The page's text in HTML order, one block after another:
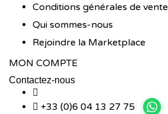
Conditions générales de vente
Qui sommes-nous
Rejoindre la Marketplace
MON COMPTE
Contactez-nous
+33 (0)6 04 13 27 75